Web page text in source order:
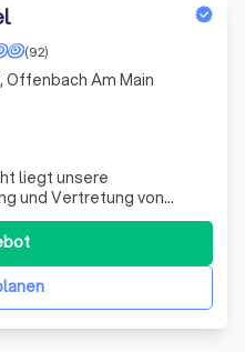
(92)
liegt unsere
und Vertretung von
Betriebsräten in allen
Arbeitsrechts.
und streben
für unsere
Offenbach Am Main